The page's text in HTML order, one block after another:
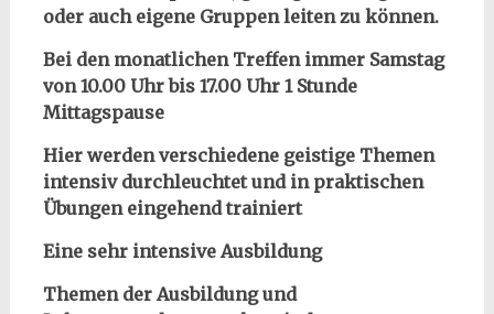
oder auch eigene Gruppen leiten zu können.
Bei den monatlichen Treffen immer Samstag
von 10.00 Uhr bis 17.00 Uhr 1 Stunde
Mittagspause
Hier werden verschiedene geistige Themen
intensiv durchleuchtet und in praktischen
Übungen eingehend trainiert
Eine sehr intensive Ausbildung
Themen der Ausbildung und